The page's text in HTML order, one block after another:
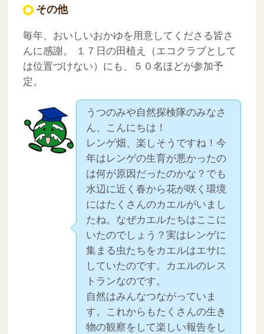
その他
毎年、おいしいおかゆを用意してくださる皆さ
んに感謝。
１７日の田植え（エコクラブとして
は位置づけない）にも、５０名ほどが参加予
定。
うつのみや自然探検隊のみなさ
ん、こんにちは！
レンゲ畑、楽しそうですね！今
年はレンゲの生育が悪かったの
は何が原因だったのかな？でも
水辺に近く春から花が咲く環境
にはたくさんのカエルがいまし
たね。なぜカエルたちはここに
いたのでしょう？実はレンゲに
集まる虫たちをカエルはエサに
していたのです。カエルのレス
トランなのです。
自然はみんなつながっていま
す。これからもたくさんの生き
物の観察をして楽しい報告をし